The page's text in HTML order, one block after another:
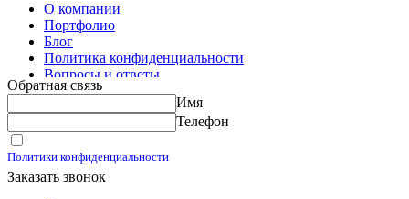
О компании
Портфолио
Блог
Политика конфиденциальности
Вопросы и ответы
Контакты
Обратная связь
Имя
Телефон
Политики конфиденциальности
Заказать звонок